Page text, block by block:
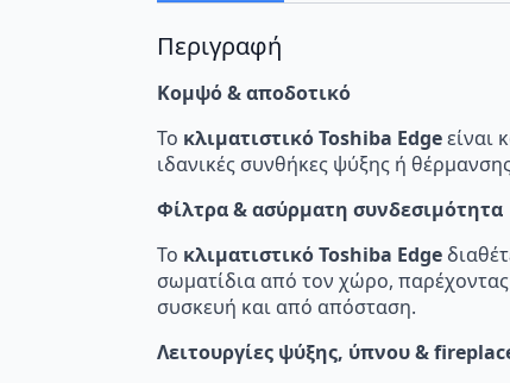
Περιγραφή
Κομψό & αποδοτικό
Το κλιματιστικό Toshiba Edgeείναι
ιδανικές συνθήκες ψύξης ή
Φίλτρα & ασύρματη συνδεσιμότητα
Το κλιματιστικό Toshiba Edge
σωματίδια από τον χώρο,
συσκευή και από απόσταση.
Λειτουργίες ψύξης, ύπνου &